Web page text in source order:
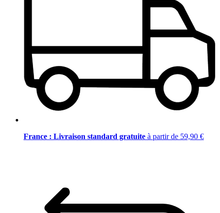
France : Livraison standard gratuite à partir de 59,90 €